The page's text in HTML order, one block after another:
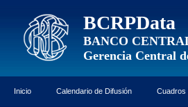
BCRPData
BANCO
Gerencia Central
Inicio Calendario de Difusión Cuadros